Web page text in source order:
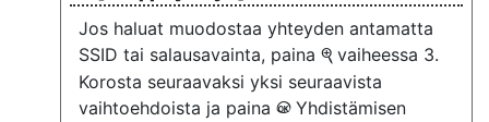
Jos haluat muodostaa yhteyden antamatta
SSID tai salausavainta, paina X vaiheessa 3.
Korosta seuraavaksi yksi seuraavista
vaihtoehdoista ja paina J Yhdistämisen